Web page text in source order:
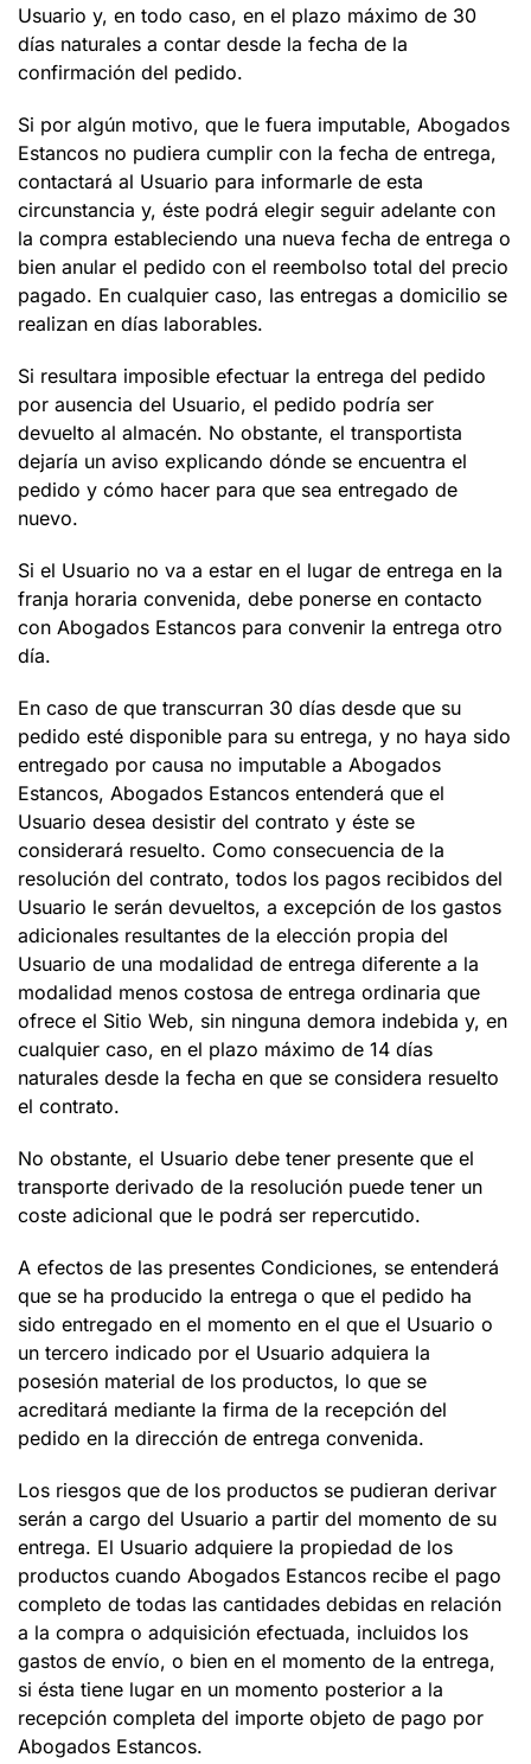
Usuario y, en todo caso, en el plazo máximo de 30
días naturales a contar desde la fecha de la
confirmación del pedido.
Si por algún motivo, que le fuera imputable, Abogados
Estancos no pudiera cumplir con la fecha de entrega,
contactará al Usuario para informarle de esta
circunstancia y, éste podrá elegir seguir adelante con
la compra estableciendo una nueva fecha de entrega o
bien anular el pedido con el reembolso total del precio
pagado. En cualquier caso, las entregas a domicilio se
realizan en días laborables.
Si resultara imposible efectuar la entrega del pedido
por ausencia del Usuario, el pedido podría ser
devuelto al almacén. No obstante, el transportista
dejaría un aviso explicando dónde se encuentra el
pedido y cómo hacer para que sea entregado de
nuevo.
Si el Usuario no va a estar en el lugar de entrega en la
franja horaria convenida, debe ponerse en contacto
con Abogados Estancos para convenir la entrega otro
día.
En caso de que transcurran 30 días desde que su
pedido esté disponible para su entrega, y no haya sido
entregado por causa no imputable a Abogados
Estancos, Abogados Estancos entenderá que el
Usuario desea desistir del contrato y éste se
considerará resuelto. Como consecuencia de la
resolución del contrato, todos los pagos recibidos del
Usuario le serán devueltos, a excepción de los gastos
adicionales resultantes de la elección propia del
Usuario de una modalidad de entrega diferente a la
modalidad menos costosa de entrega ordinaria que
ofrece el Sitio Web, sin ninguna demora indebida y, en
cualquier caso, en el plazo máximo de 14 días
naturales desde la fecha en que se considera resuelto
el contrato.
No obstante, el Usuario debe tener presente que el
transporte derivado de la resolución puede tener un
coste adicional que le podrá ser repercutido.
A efectos de las presentes Condiciones, se entenderá
que se ha producido la entrega o que el pedido ha
sido entregado en el momento en el que el Usuario o
un tercero indicado por el Usuario adquiera la
posesión material de los productos, lo que se
acreditará mediante la firma de la recepción del
pedido en la dirección de entrega convenida.
Los riesgos que de los productos se pudieran derivar
serán a cargo del Usuario a partir del momento de su
entrega. El Usuario adquiere la propiedad de los
productos cuando Abogados Estancos recibe el pago
completo de todas las cantidades debidas en relación
a la compra o adquisición efectuada, incluidos los
gastos de envío, o bien en el momento de la entrega,
si ésta tiene lugar en un momento posterior a la
recepción completa del importe objeto de pago por
Abogados Estancos.